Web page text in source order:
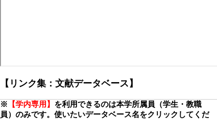
【リンク集：文献データベース】
※ 【学内専用】 を利用できるのは本学所属員（学生・教職
員）のみです。使いたいデータベース名をクリックしてくだ